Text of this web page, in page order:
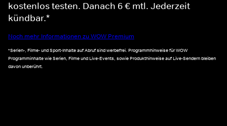
kostenlos testen. Danach 6 € mtl. Jederzeit
kündbar.*
Noch mehr Informationen zu WOW Premium
*Serien-, Filme- und Sport-Inhalte auf Abruf sind werbefrei. Programmhinweise für WOW
Programminhalte wie Serien, Filme und Live-Events, sowie Produkthinweise auf Live-Sendern bleiben
davon unberührt.